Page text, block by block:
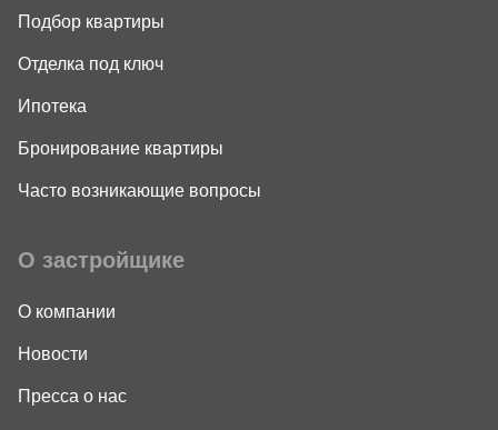
Подбор квартиры
Отделка под ключ
Ипотека
Бронирование квартиры
Часто возникающие вопросы
О застройщике
О компании
Новости
Пресса о нас